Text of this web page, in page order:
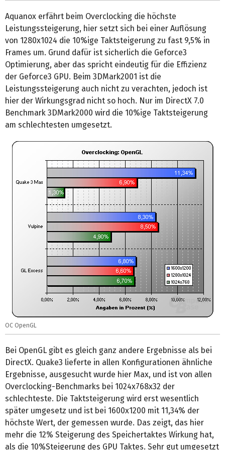
Aquanox erfährt beim Overclocking die höchste
Leistungssteigerung, hier setzt sich bei einer Auflösung
von 1280x1024 die 10%ige Taktsteigerung zu fast 9,5% in
Frames um. Grund dafür ist sicherlich die Geforce3
Optimierung, aber das spricht eindeutig für die Effizienz
der Geforce3 GPU. Beim 3DMark2001 ist die
Leistungssteigerung auch nicht zu verachten, jedoch ist
hier der Wirkungsgrad nicht so hoch. Nur im DirectX 7.0
Benchmark 3DMark2000 wird die 10%ige Taktsteigerung
am schlechtesten umgesetzt.
OC OpenGL
Bei OpenGL gibt es gleich ganz andere Ergebnisse als bei
DirectX. Quake3 lieferte in allen Konfigurationen ähnliche
Ergebnisse, ausgesucht wurde hier Max, und ist von allen
Overclocking-Benchmarks bei 1024x768x32 der
schlechteste. Die Taktsteigerung wird erst wesentlich
später umgesetz und ist bei 1600x1200 mit 11,34% der
höchste Wert, der gemessen wurde. Das zeigt, das hier
mehr die 12% Steigerung des Speichertaktes Wirkung hat,
als die 10%Steigerung des GPU Taktes. Sehr gut umgesetzt